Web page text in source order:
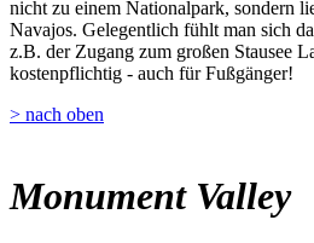
nicht zu einem Nationalpark, sondern
Navajos. Gelegentlich fühlt man sich
z.B. der Zugang zum großen Stausee
kostenpflichtig - auch für Fußgänger!
> nach oben
Monument Valley